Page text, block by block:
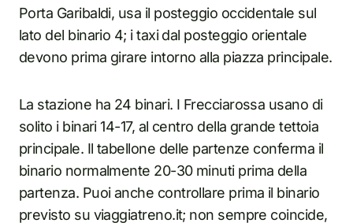
Porta Garibaldi, usa il posteggio occidentale sul
lato del binario 4; i taxi dal posteggio orientale
devono prima girare intorno alla piazza principale.
La stazione ha 24 binari. I Frecciarossa usano di
solito i binari 14-17, al centro della grande tettoia
principale. Il tabellone delle partenze conferma il
binario normalmente 20-30 minuti prima della
partenza. Puoi anche controllare prima il binario
previsto su viaggiatreno.it; non sempre coincide,